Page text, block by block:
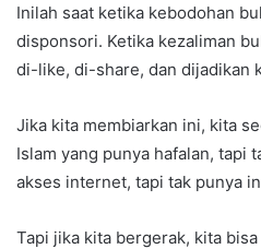
Inilah saat ketika kebodohan
disponsori. Ketika kezaliman
di-like, di-share, dan dijadikan
Jika kita membiarkan ini, kita
Islam yang punya hafalan, tapi
akses internet, tapi tak punya
Tapi jika kita bergerak, kita